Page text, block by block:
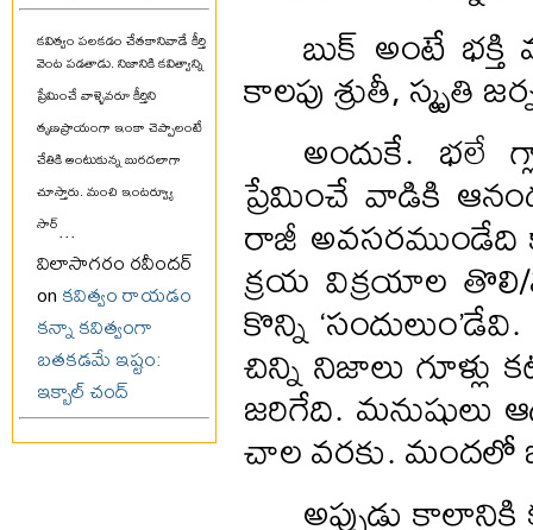
కవిత్వం పలకడం చేతకానివాడే కీర్తి
వెంట పడతాడు. నిజానికి కవిత్వాన్ని
ప్రేమించే వాళ్ళెవరూ కీర్తిని
తృణప్రాయంగా ఇంకా చెప్పాలంటే
చేతికి అంటుకున్న బురదలాగా
చూస్తారు. మంచి ఇంటర్వ్యూ
సార్...
విలాసాగరం రవీందర్
onకవిత్వం రాయడం
కన్నా కవిత్వంగా
బతకడమే ఇష్టం:
ఇక్బాల్ చంద్
బుక్ అంటే
కాలపు శ్రుతీ, స్మృతి
అందుకే. భలే
ప్రేమించే వాడికి
రాజీ అవసరముండేది
క్రయ విక్రయాల
కొన్ని
చిన్ని నిజాలు గూళ్లు
జరిగేది. ‍మనుషులు
చాల వరకు. మందలో
అప్పుడు